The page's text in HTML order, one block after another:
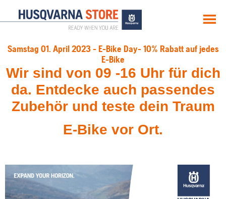
Samstag 01. April 2023 - E-Bike Day- 10% Rabatt auf jedes
E-Bike
Wir sind von 09 -16 Uhr für dich
da. Entdecke auch passendes
Zubehör und teste dein Traum
E-Bike vor Ort.